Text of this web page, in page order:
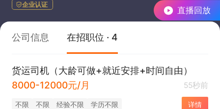
直播回放
企业认证
公司信息 在招职位 · 4
货运司机（大龄可做+就近安排+时间自由）
8000-12000元/月
55秒前
不限 不限 经验不限 学历不限 详情